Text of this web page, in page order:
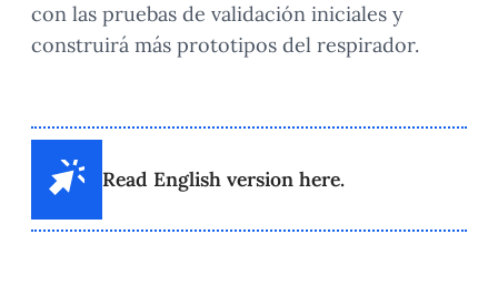
con las pruebas de validación iniciales y
construirá más prototipos del respirador.
Read English version here.